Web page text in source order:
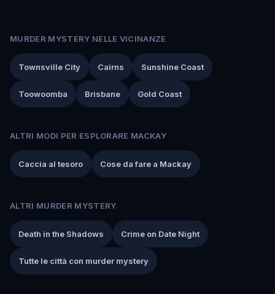
MURDER MYSTERY NELLE VICINANZE
Townsville City Cairns Sunshine Coast
Toowoomba Brisbane Gold Coast
ALTRI MODI PER ESPLORARE MACKAY
Caccia al tesoro Cose da fare a Mackay
ALTRI MURDER MYSTERY
Death in the Shadows Crime on Date Night
Tutte le città con murder mystery